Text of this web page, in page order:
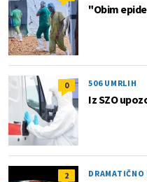
"Obim
0 506 UMRLIH
Iz SZO
2